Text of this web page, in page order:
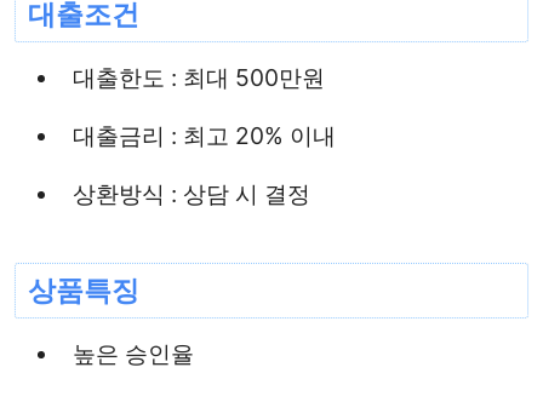
대출조건
대출한도 : 최대 500만원
대출금리 : 최고 20% 이내
상환방식 : 상담 시 결정
상품특징
높은 승인율